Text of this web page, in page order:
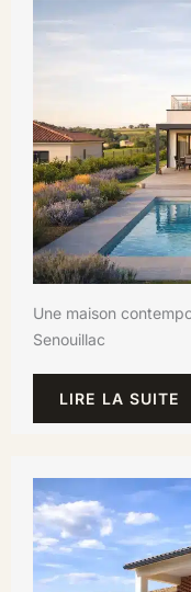
Une maison
Senouillac
LIRE LA SUITE